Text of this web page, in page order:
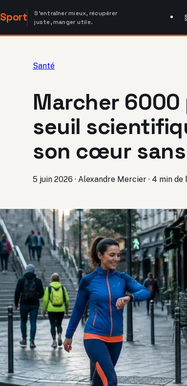
Sport
S'entraîner mieux, récupérer
juste, manger utile.
Santé
Marcher 6000
seuil
son cœur sans
5 juin 2026 · Alexandre Mercier · 4 min de